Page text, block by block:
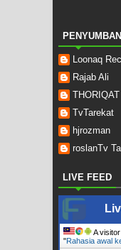
Loonaq
Rajab Ali
TvTarekat
hjrozman
roslanTv
LIVE FEED
A
"Rahasia awal